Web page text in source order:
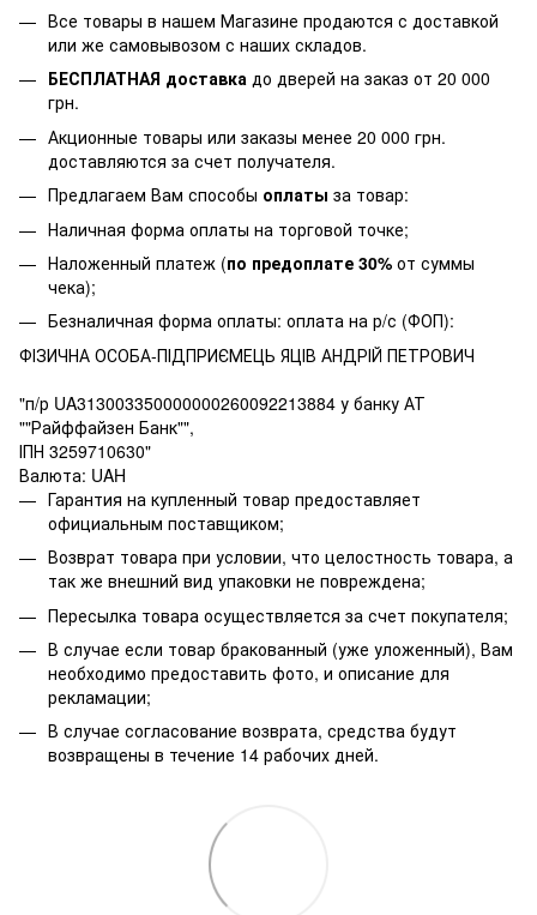
Все товары в нашем Магазине продаются с доставкой
или же самовывозом с наших складов.
БЕСПЛАТНАЯ доставка до дверей на заказ от 20 000
грн.
Акционные товары или заказы менее 20 000 грн.
доставляются за счет получателя.
Предлагаем Вам способы оплаты за товар:
Наличная форма оплаты на торговой точке;
Наложенный платеж (по предоплате 30% от суммы
чека);
Безналичная форма оплаты: оплата на р/с (ФОП):
ФІЗИЧНА ОСОБА-ПІДПРИЄМЕЦЬ ЯЦІВ АНДРІЙ ПЕТРОВИЧ
"п/р UA313003350000000260092213884 у банку АТ
""Райффайзен Банк"",
ІПН 3259710630"
Валюта: UAH
Гарантия на купленный товар предоставляет
официальным поставщиком;
Возврат товара при условии, что целостность товара, а
так же внешний вид упаковки не повреждена;
Пересылка товара осуществляется за счет покупателя;
В случае если товар бракованный (уже уложенный), Вам
необходимо предоставить фото, и описание для
рекламации;
В случае согласование возврата, средства будут
возвращены в течение 14 рабочих дней.